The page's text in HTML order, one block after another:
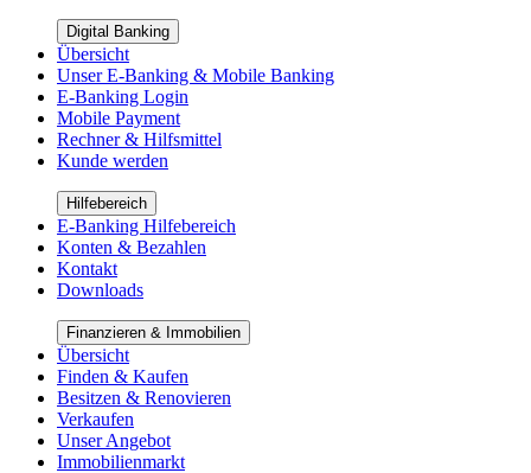
Digital Banking
Übersicht
Unser E-Banking & Mobile Banking
E-Banking Login
Mobile Payment
Rechner & Hilfsmittel
Kunde werden
Hilfebereich
E-Banking Hilfebereich
Konten & Bezahlen
Kontakt
Downloads
Finanzieren & Immobilien
Übersicht
Finden & Kaufen
Besitzen & Renovieren
Verkaufen
Unser Angebot
Immobilienmarkt